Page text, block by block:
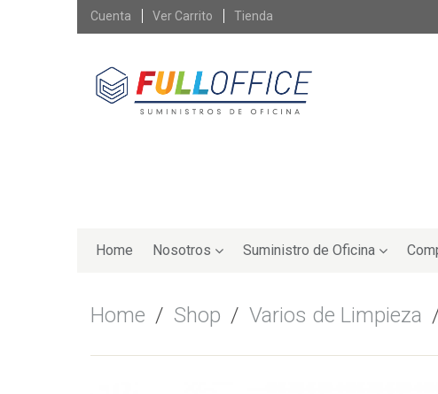
Skip
Cuenta Ver Carrito Tienda
to
Home Nosotros Suministro de Oficina
Home / Shop / Varios de Limpieza